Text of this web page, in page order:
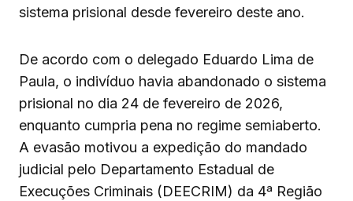
sistema prisional desde fevereiro deste ano.
De acordo com o delegado Eduardo Lima de
Paula, o indivíduo havia abandonado o sistema
prisional no dia 24 de fevereiro de 2026,
enquanto cumpria pena no regime semiaberto.
A evasão motivou a expedição do mandado
judicial pelo Departamento Estadual de
Execuções Criminais (DEECRIM) da 4ª Região